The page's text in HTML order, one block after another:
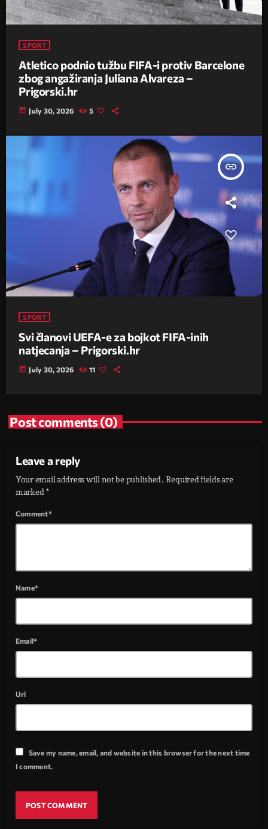
SPORT
Atletico podnio tužbu FIFA-i protiv Barcelone
zbog angažiranja Juliana Alvareza –
Prigorski.hr
today July 30, 2026 5
insert_link
SPORT
Svi članovi UEFA-e za bojkot FIFA-inih
natjecanja – Prigorski.hr
today July 30, 2026 11
Post comments (0)
Leave a reply
Your email address will not be published. Required fields are
marked *
Comment*
Name*
Email*
Url
Save my name, email, and website in this browser for the next time
I comment.